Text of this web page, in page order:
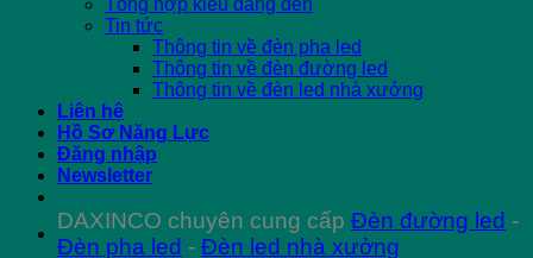
Tổng hợp kiểu dáng đèn
Tin tức
Thông tin về đèn pha led
Thông tin về đèn đường led
Thông tin về đèn led nhà xưởng
Liên hệ
Hồ Sơ Năng Lực
Đăng nhập
Newsletter
DAXINCO chuyên cung cấp Đèn đường led -
Đèn pha led - Đèn led nhà xưởng